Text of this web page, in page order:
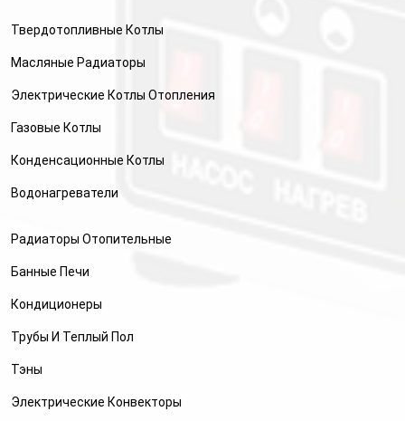
Твердотопливные Котлы
Масляные Радиаторы
Электрические Котлы Отопления
Газовые Котлы
Конденсационные Котлы
Водонагреватели
Радиаторы Отопительные
Банные Печи
Кондиционеры
Трубы И Теплый Пол
Тэны
Электрические Конвекторы